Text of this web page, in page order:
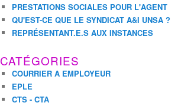
PRESTATIONS SOCIALES POUR L'AGENT
QU'EST-CE QUE LE SYNDICAT A&I UNSA ?
REPRÉSENTANT.E.S AUX INSTANCES
CATÉGORIES
COURRIER A EMPLOYEUR
EPLE
CTS - CTA